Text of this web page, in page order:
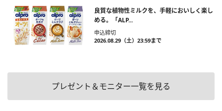
良質な植物性ミルクを、手軽においしく楽し
める。「ALP...
申込締切
2026.08.29（土）23:59まで
プレゼント＆モニター一覧を見る